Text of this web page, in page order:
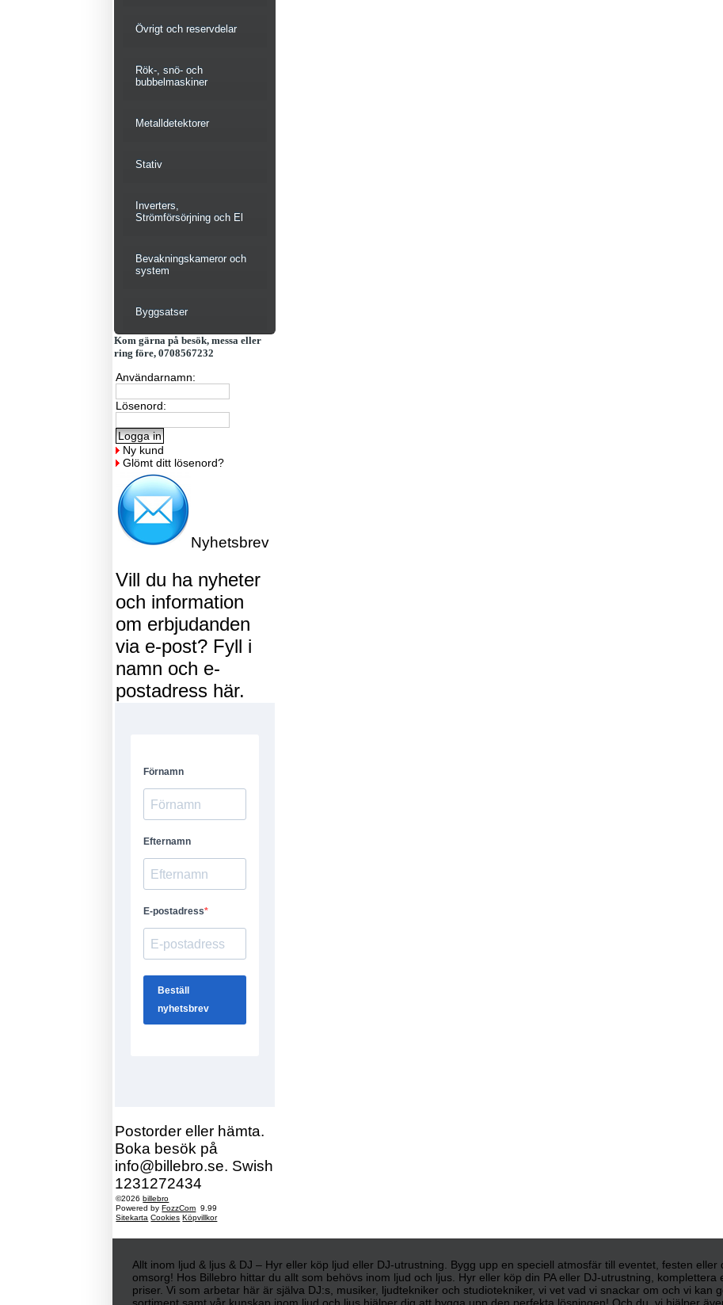
Övrigt och reservdelar
Rök-, snö- och
bubbelmaskiner
Metalldetektorer
Stativ
Inverters,
Strömförsörjning och El
Bevakningskameror och
system
Byggsatser
Kom gärna på besök, messa eller
ring före, 0708567232
Användarnamn:
Lösenord:
Ny kund
Glömt ditt lösenord?
Nyhetsbrev
Vill du ha nyheter
och information
om erbjudanden
via e-post? Fyll i
namn och e-
postadress här.
Postorder eller hämta.
Boka besök på
info@billebro.se. Swish
1231272434
©2026billebro
Powered byFozzCom 9.99
Sitekarta Cookies Köpvillkor
Allt inom ljud & ljus & DJ – Hyr eller köp ljud eller DJ-utrustning. Bygg upp en speciell atmosfär till eventet, festen
omsorg! Hos Billebro hittar du allt som behövs inom ljud och ljus. Hyr eller köp din PA eller DJ-utrustning,
priser. Vi som arbetar här är själva DJ:s, musiker, ljudtekniker och studiotekniker, vi vet vad vi snackar om och vi kan